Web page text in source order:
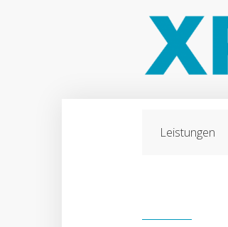
Leistungen